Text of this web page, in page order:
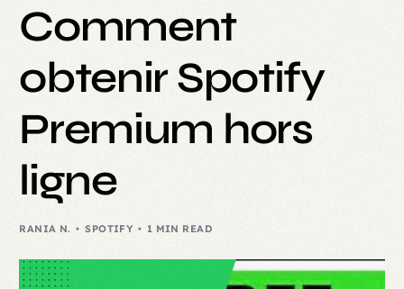
Comment
obtenir Spotify
Premium hors
ligne
RANIA N. SPOTIFY 1 MIN READ